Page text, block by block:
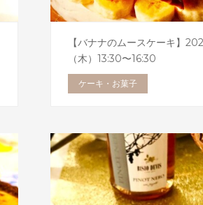
【バナナのムースケーキ】
（木）13:30〜16:30
ケーキ・お菓子